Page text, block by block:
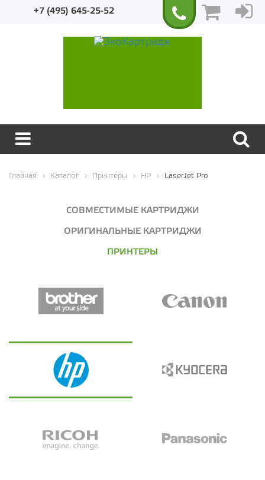
+7 (495) 645-25-52
Главная Каталог Принтеры HP LaserJet Pro
СОВМЕСТИМЫЕ КАРТРИДЖИ
ОРИГИНАЛЬНЫЕ КАРТРИДЖИ
ПРИНТЕРЫ